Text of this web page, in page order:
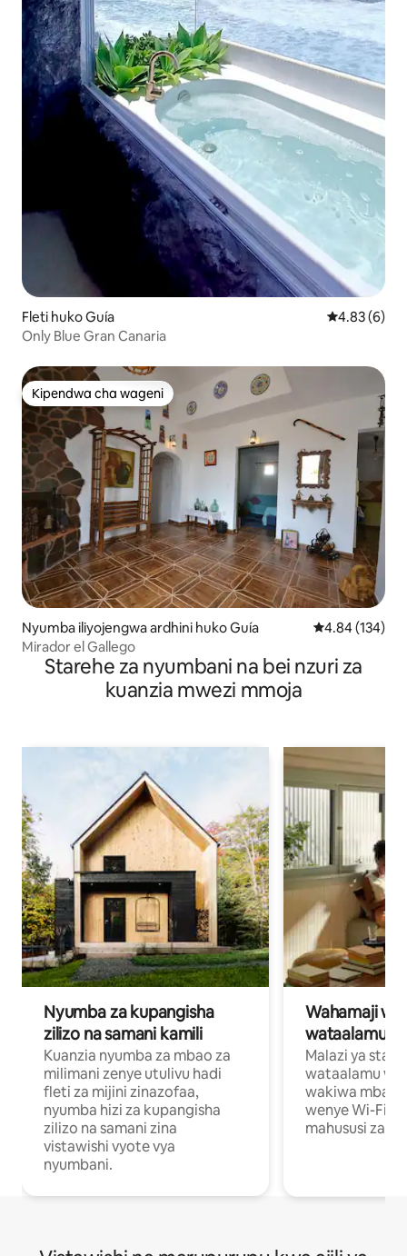
Fleti huko Guía Ukadiriaji
4.83 (6)
Only Blue Gran Canaria
Kipendwa cha wageni
Kipendwa cha wageni
Nyumba iliyojengwa ardhini huko Guía Ukadiriaji wa
4.84 (134)
Mirador el Gallego
Starehe za nyumbani na bei nzuri za
kuanzia mwezi mmoja
Nyumba za kupangisha
zilizo na samani kamili
Kuanzia nyumba za mbao za
milimani zenye utulivu hadi
fleti za mijini zinazofaa,
nyumba hizi za kupangisha
zilizo na samani zina
vistawishi vyote vya
nyumbani.
Wahamaji
wataalamu
Malazi ya
wataalamu
wakiwa mbali
wenye Wi-Fi
mahususi za